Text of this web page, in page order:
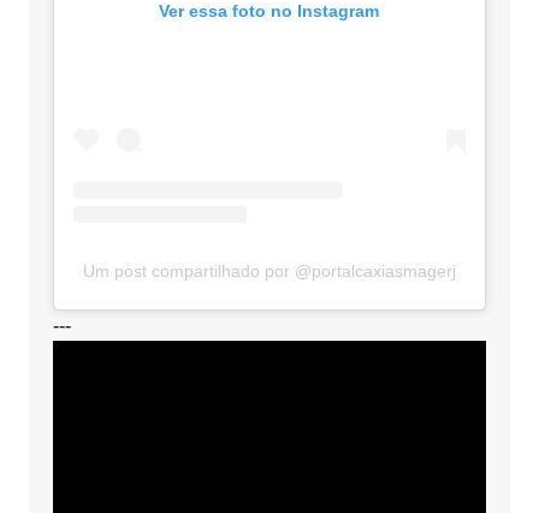
Ver essa foto no Instagram
Um post compartilhado por @portalcaxiasmagerj
---